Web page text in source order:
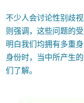
不少人会讨论性别歧
则强调，这些问题的
明白我们均拥有多重
身份时，当中所产生
们了解。